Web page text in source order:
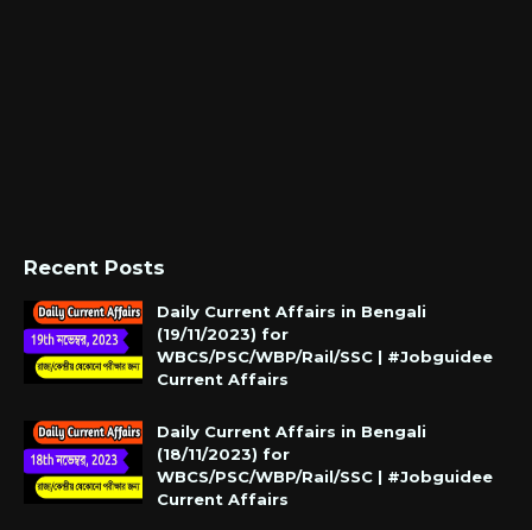
Recent Posts
Daily Current Affairs in Bengali
(19/11/2023) for
WBCS/PSC/WBP/Rail/SSC | #Jobguidee
Current Affairs
Daily Current Affairs in Bengali
(18/11/2023) for
WBCS/PSC/WBP/Rail/SSC | #Jobguidee
Current Affairs